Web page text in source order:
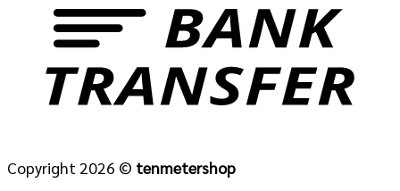
Copyright 2026 © tenmetershop